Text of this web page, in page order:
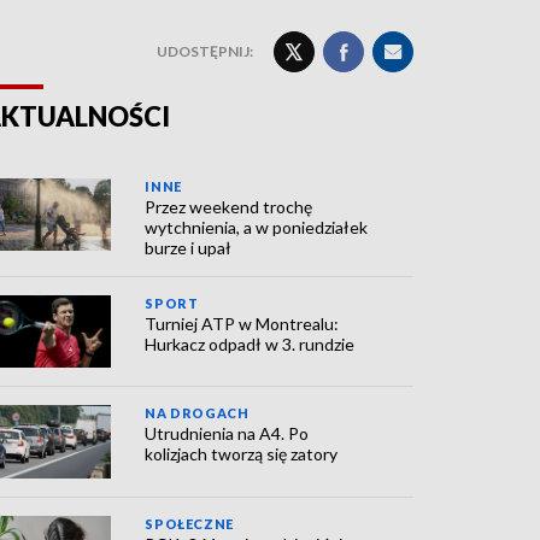
UDOSTĘPNIJ:
INNE
Przez weekend trochę
wytchnienia, a w poniedziałek
burze i upał
SPORT
Turniej ATP w Montrealu:
Hurkacz odpadł w 3. rundzie
NA DROGACH
Utrudnienia na A4. Po
kolizjach tworzą się zatory
SPOŁECZNE